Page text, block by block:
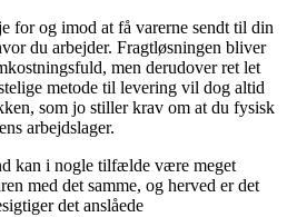
for og imod at få varerne sendt til din
du arbejder. Fragtløsningen bliver
men derudover ret let
metode til levering vil dog altid
som jo stiller krav om at du fysisk
arbejdslager.
kan i nogle tilfælde være meget
med det samme, og herved er det
det anslåede